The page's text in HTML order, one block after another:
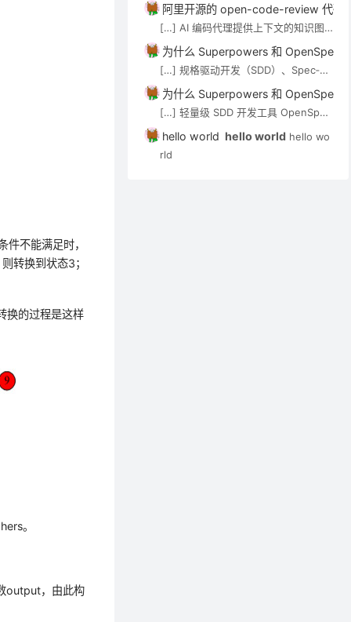
不能满足时，
转换到状态3；
换的过程是这样
。
output，由此构
技术介绍。审查 Agent（如 open-co
de-review）可通过 MCP […]
阿里开源的 open-code-review 代码审
[…] AI 编码代理提供上下文的知识图
谱/语义搜索类工具，见 AI 代码知识图
谱与上下文工具。审查 Agent（如 op
为什么 Superpowers 和 OpenSpec 都
[…] 规格驱动开发（SDD）、Spec‑Kit
与 OpenSpec 在 Cursor 中的应用实
践 […]
为什么 Superpowers 和 OpenSpec 都
[…] 轻量级 SDD 开发工具 OpenSpec
实用入门指南 […]
hello world hello world hello wo
rld